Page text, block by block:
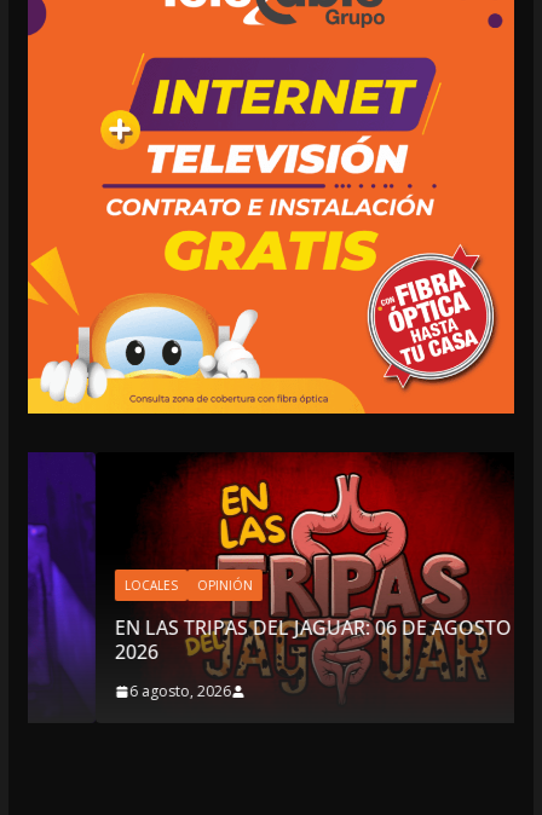
LOCALES OPINIÓN
EN LAS TRIPAS DEL JAGUAR: 06 DE AGOSTO DE
2026
6 agosto, 2026